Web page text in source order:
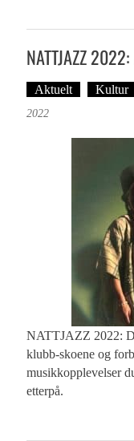
NATTJAZZ
Aktuelt Kultur
2022
NATTJAZZ 2022:
klubb-skoene og
musikkopplevelser
etterpå.